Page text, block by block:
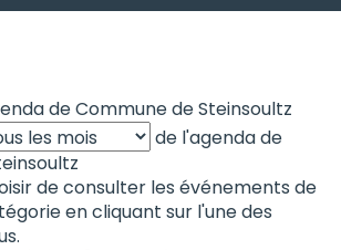
de Commune de Steinsoultz
de l'agenda de
de consulter les événements de
en cliquant sur l'une des